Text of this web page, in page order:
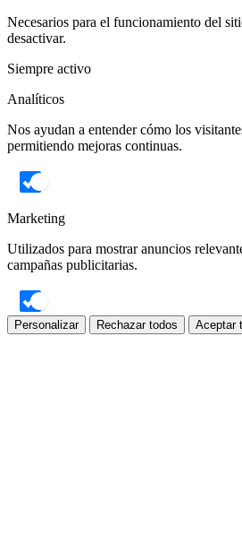
Necesarios para el funcionamiento del
desactivar.
Siempre activo
Analíticos
Nos ayudan a entender cómo los
permitiendo mejoras continuas.
Marketing
Utilizados para mostrar anuncios
campañas publicitarias.
Personalizar Rechazar todos Aceptar